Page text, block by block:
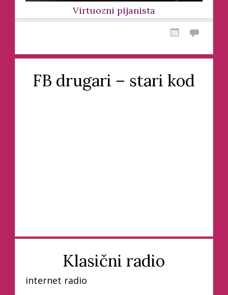
Virtuozni pijanista
FB drugari – stari kod
Klasični radio
internet radio